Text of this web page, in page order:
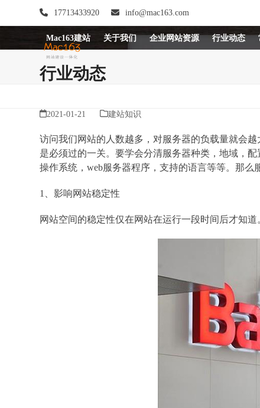
17713433920 info@mac163.com
Mac163建站 关于我们 企业网站资源 行业动态
行业动态
2021-01-21 建站知识
访问我们网站的人数越多，对服务器的负载量就会
是必须过的一关。要学会分清服务器种类，地域，
操作系统，web服务器程序，支持的语言等等。那么
1、影响网站稳定性
网站空间的稳定性仅在网站在运行一段时间后才知